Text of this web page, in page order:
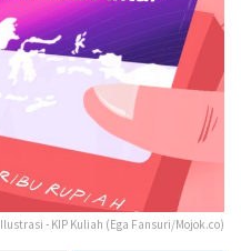
Ilustrasi - KIP Kuliah (Ega Fansuri/Mojok.co)